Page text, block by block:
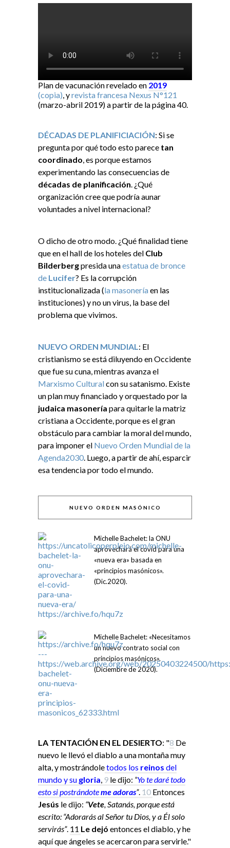
Plan de vacunación revelado en 2019
(copia), yrevista francesa Nexus N°121
(marzo-abril 2019) a partir de la página 40.
DÉCADAS DE PLANIFICIACIÓN: Si se
pregunta por qué todo esto parece tan
coordinado, es porque estamos
experimentando las consecuencias de
décadas de planificación. ¿Qué
organización cree que podría aunar
voluntades a nivel internacional?
O dicho de otro modo. ¿Qué finalidad tiene
que en el hall de los hoteles del Club
Bilderbergpresida unaestatua de bronce
de Lucifer? Es la corrupción
institucionalizada (la masoneríaen las
instituciones) y no un virus, la base del
problema que vivimos.
NUEVO ORDEN MUNDIAL: El
cristianismo se está diluyendo en Occidente
que fue su cuna, mientras avanza el
Marxismo Culturalcon su satanismo. Existe
un plan muy financiado y orquestado por la
judaica masonería para quitarle la matriz
cristiana a Occidente, porque es el gran
obstáculo para cambiar la moral del mundo,
para imponer el Nuevo Orden Mundial de la
Agenda2030. Luego, a partir de ahí, esparcir
esa tendencia por todo el mundo.
NUEVO ORDEN MASÓNICO
Michelle Bachelet: la ONU
aprovechará el covid para una
«nueva era» basada en
«principios masónicos».
(Dic.2020).
Michelle Bachelet: «Necesitamos
un nuevo contrato social con
principios masónicos».
(Diciembre de 2020).
LA TENTACIÓN EN EL DESIERTO: "8 De
nuevo le llevó el diablo a una montaña muy
alta, y mostrándoletodos los reinos del
mundo y su gloria, 9 le dijo: “Yote daré todo
esto sipostrándoteme adoras”. 10 Entonces
Jesús le dijo: “Vete, Satanás, porque está
escrito: “Adorarás al Señor tu Dios, y a Él solo
servirás”. 11 Le dejó entonces el diablo, y he
aquí que ángeles se acercaron para servirle."